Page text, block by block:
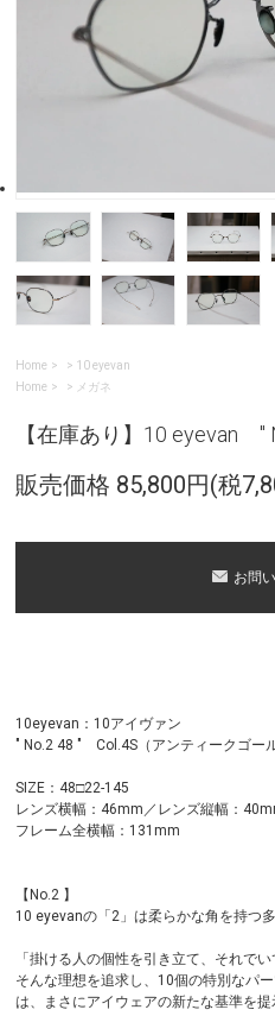
Home > 10 eyevan
Home
> メガネ
【在庫あり】10 eyevan "
販売価格 85,800円(税
お問
10eyevan：10アイヴァン
" No.2 48 " Col.4S（アンティークゴール
SIZE：48□22-145
レンズ横幅：46mm／レンズ縦幅：
フレーム全横幅：131mm
【No.2 】
10 eyevanの「2」は柔らかな角を持つ
「掛ける人の個性を引き立て、それでい
そんな理想を追求し、10個の特別なパ
は、まさにアイウェアの新たな基準を提